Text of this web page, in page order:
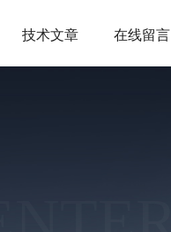
技术文章 在线留言